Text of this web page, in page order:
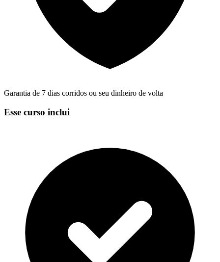
Garantia de 7 dias corridos ou seu dinheiro de volta
Esse curso inclui